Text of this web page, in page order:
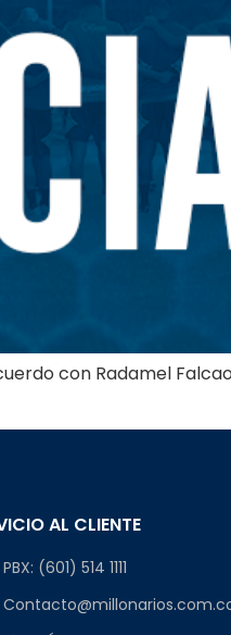
con Radamel
AL CLIENTE
PBX: (601) 514 1111